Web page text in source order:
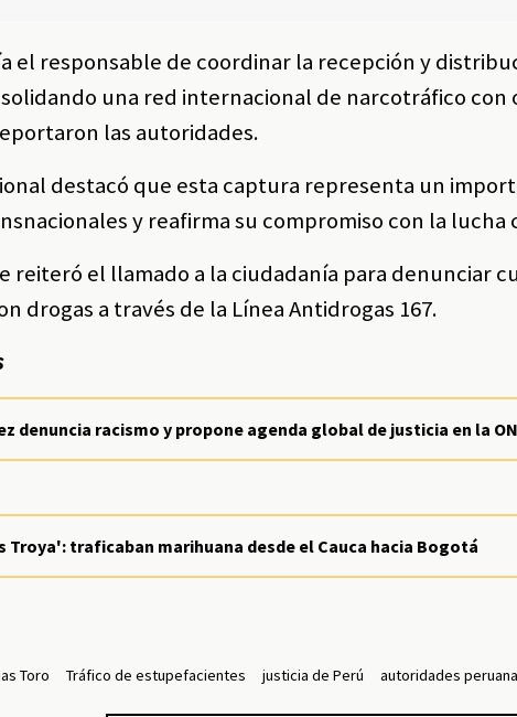
el responsable de coordinar la recepción y
una red internacional de narcotráfico con
las autoridades.
destacó que esta captura representa un
y reafirma su compromiso con la
reiteró el llamado a la ciudadanía para denunciar
drogas a través de la Línea Antidrogas 167.
denuncia racismo y propone agenda global de justicia en la
Troya': traficaban marihuana desde el Cauca hacia Bogotá
Toro Tráfico de estupefacientes justicia de Perú autoridades